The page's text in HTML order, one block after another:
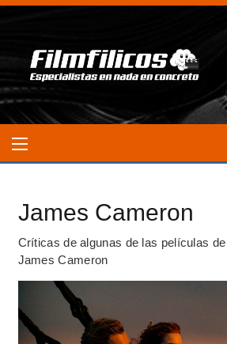
James Cameron
Críticas de algunas de las películas
James Cameron